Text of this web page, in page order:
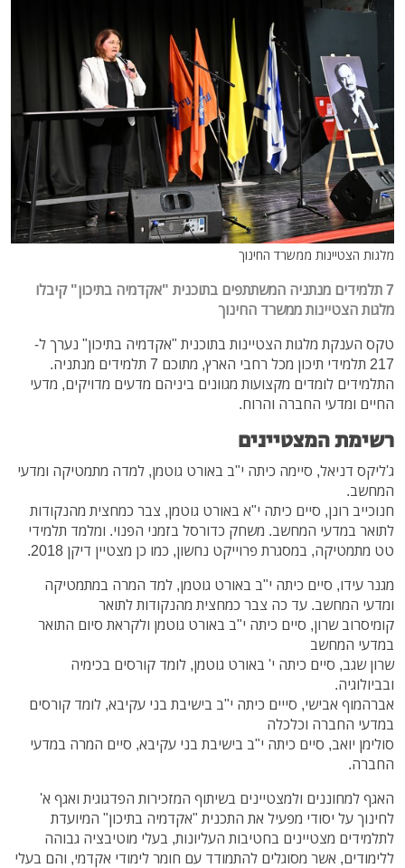
מלגות הצטיינות ממשרד החינוך
‏‏‏7 תלמידים מנתניה המשתתפים בתוכנית "אקדמיה בתיכון" קיבלו
מלגות הצטיינות ממשרד החינוך
טקס הענקת מלגות הצטיינות בתוכנית "אקדמיה בתיכון" נערך ל-
217 תלמידי תיכון מכל רחבי הארץ, מתוכם 7 תלמידים מנתניה.
התלמידים לומדים מקצועות מגוונים ביניהם מדעים מדויקים, מדעי
החיים ומדעי החברה והרוח.
רשימת המצטיינים
ג'ליקס דניאל, סיימה כיתה י"ב באורט גוטמן, למדה מתמטיקה ומדעי
המחשב.
חנוכייב רונן, סיים כיתה י"א באורט גוטמן, צבר כמחצית מהנקודות
לתואר במדעי המחשב. משחק כדורסל בזמני הפנוי. ומלמד תלמידי
טט מתמטיקה, במסגרת פרוייקט נחשון, כמו כן מצטיין דיקן 2018.
מגנר עידו, סיים כיתה י"ב באורט גוטמן, למד המרה במתמטיקה
ומדעי המחשב. עד כה צבר כמחצית מהנקודות לתואר
קומיסרוב שרון, סיים כיתה י"ב באורט גוטמן ולקראת סיום התואר
במדעי המחשב
שרון שגב, סיים כיתה י' באורט גוטמן, לומד קורסים בכימיה
ובביולוגיה.
אברהמוף אבישי, סייים כיתה י"ב בישיבת בני עקיבא, לומד קורסים
במדעי החברה וכלכלה
סולימן יואב, סיים כיתה י"ב בישיבת בני עקיבא, סיים המרה במדעי
החברה.
האגף למחוננים ולמצטיינים בשיתוף המזכירות הפדגוגית ואגף א'
לחינוך על יסודי מפעיל את התכנית "אקדמיה בתיכון" המיועדת
לתלמידים מצטיינים בחטיבות העליונות, בעלי מוטיבציה גבוהה
ללימודים, אשר מסוגלים להתמודד עם חומר לימודי אקדמי, והם בעלי